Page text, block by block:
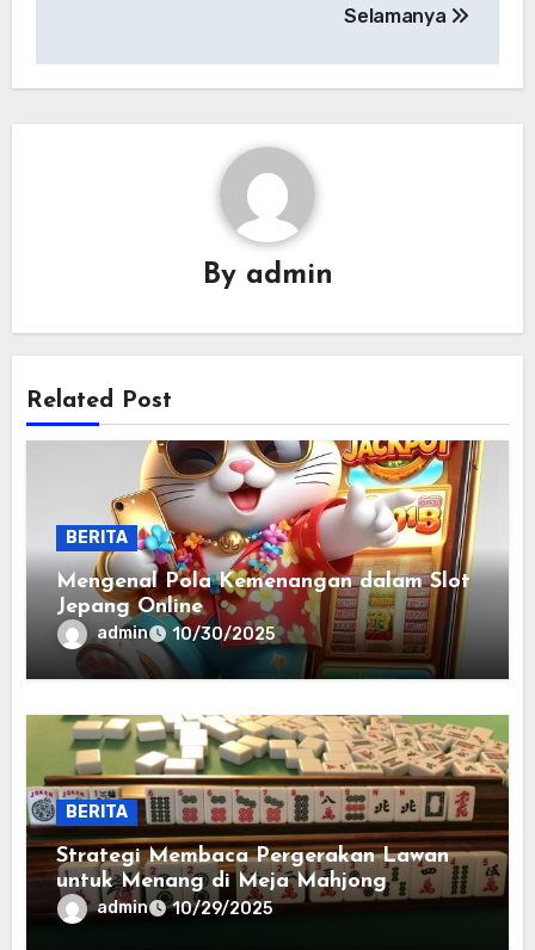
Selamanya
By admin
Related Post
BERITA
Mengenal Pola Kemenangan dalam Slot
Jepang Online
admin 10/30/2025
BERITA
Strategi Membaca Pergerakan Lawan
untuk Menang di Meja Mahjong
admin 10/29/2025